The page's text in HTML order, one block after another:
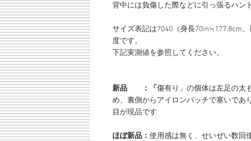
背中には負傷した際などに引っ張るハン
サイズ表記は7040（身長70in≒177.8cm
度です。
下記実測値を参照してください。
新品 ：「 傷有り」の個体は左足の太
め、裏側からアイロンパッチで塞いであ
目が現品です
ほぼ新品： 使用感は無く、せいぜい数回